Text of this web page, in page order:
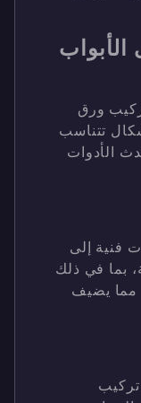
ورق
تتناسب
الأدوات
فنية إلى
بما في ذلك
مما يضيف
تركيب